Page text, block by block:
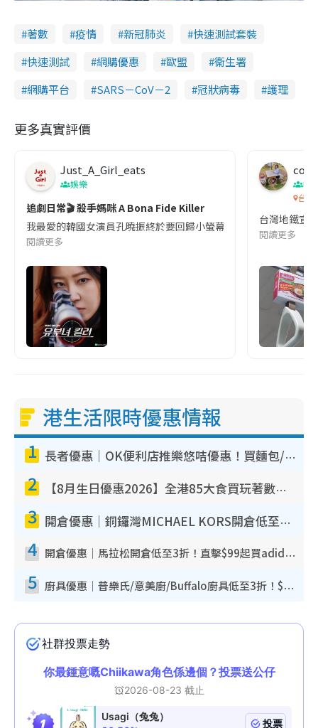
著數 疫情 新冠肺炎
快速測試套裝
快速測試
網購優惠 歐盟
衞生署
網購平台
SARS－CoV－2 冠狀病毒 護理
更多真實評價
Just_A_Girl_eats
娛樂
追劇日常🎬 殺手媽咪 A Bona Fide Killer
我最愛的韓國女演員孔曉振終於要回歸小螢幕啦!這次的劇本改編
閱讀更多
co
吹
台灣
台灣地鐵宣
閱讀更多
港生活限時優惠情報
1 長者優惠｜OK便利店推樂悠咭優惠！買麵包/牛奶/保健品拍卡即減
2 【8月生日優惠2026】全港85大食買玩著數攻略 自助餐/火鍋放題同行免費＋誠品/DONKI送現金券
3 開倉優惠｜銅鑼灣MICHAEL KORS開倉低至17折！直擊$500起買手袋/銀包/鞋款 必買經典Jet Set系列
4 開倉優惠｜馬拉松開倉低至3折！直擊$99起買adidas／New Balance／Puma鞋款 STANLEY保溫杯劈價至$119起
5 廚具優惠｜普樂氏/意美廚/Buffalo廚具低至3折！$89起買煎鍋／炒鑊／個人鍋 同場小家電激減至$99起